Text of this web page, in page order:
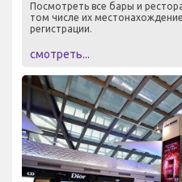
Посмотреть все бары и
том числе их
регистрации.
смотреть...